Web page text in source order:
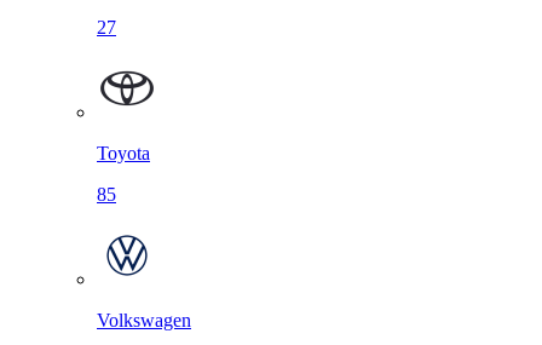
27
Toyota
85
Volkswagen